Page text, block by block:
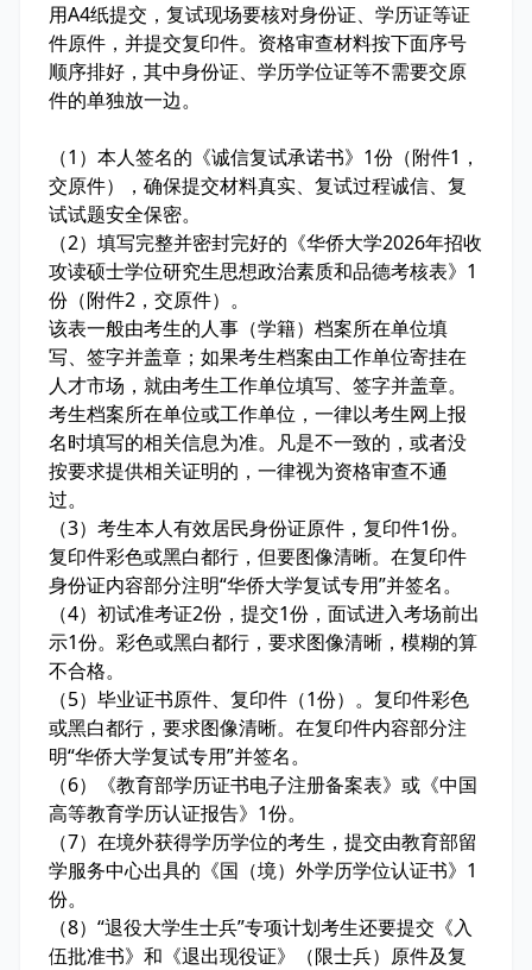
用A4纸提交，复试现场要核对身份证、学历证等证
件原件，并提交复印件。资格审查材料按下面序号
顺序排好，其中身份证、学历学位证等不需要交原
件的单独放一边。
（1）本人签名的《诚信复试承诺书》1份（附件1，
交原件），确保提交材料真实、复试过程诚信、复
试试题安全保密。
（2）填写完整并密封完好的《华侨大学2026年招收
攻读硕士学位研究生思想政治素质和品德考核表》1
份（附件2，交原件）。
该表一般由考生的人事（学籍）档案所在单位填
写、签字并盖章；如果考生档案由工作单位寄挂在
人才市场，就由考生工作单位填写、签字并盖章。
考生档案所在单位或工作单位，一律以考生网上报
名时填写的相关信息为准。凡是不一致的，或者没
按要求提供相关证明的，一律视为资格审查不通
过。
（3）考生本人有效居民身份证原件，复印件1份。
复印件彩色或黑白都行，但要图像清晰。在复印件
身份证内容部分注明“华侨大学复试专用”并签名。
（4）初试准考证2份，提交1份，面试进入考场前出
示1份。彩色或黑白都行，要求图像清晰，模糊的算
不合格。
（5）毕业证书原件、复印件（1份）。复印件彩色
或黑白都行，要求图像清晰。在复印件内容部分注
明“华侨大学复试专用”并签名。
（6）《教育部学历证书电子注册备案表》或《中国
高等教育学历认证报告》1份。
（7）在境外获得学历学位的考生，提交由教育部留
学服务中心出具的《国（境）外学历学位认证书》1
份。
（8）“退役大学生士兵”专项计划考生还要提交《入
伍批准书》和《退出现役证》（限士兵）原件及复